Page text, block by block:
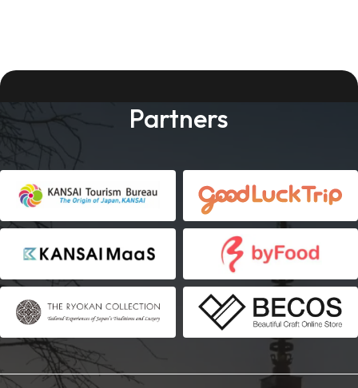
Partners